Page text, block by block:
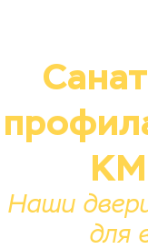
Наши
для